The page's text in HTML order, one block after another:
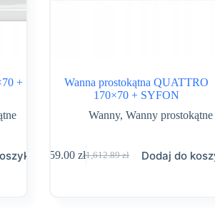
+
Wanna prostokątna QUATTRO
170×70 + SYFON
Wanny,Wanny prostokątne
1,612.89zł
Pierwotna
959.00 złAktualna
Dodaj do